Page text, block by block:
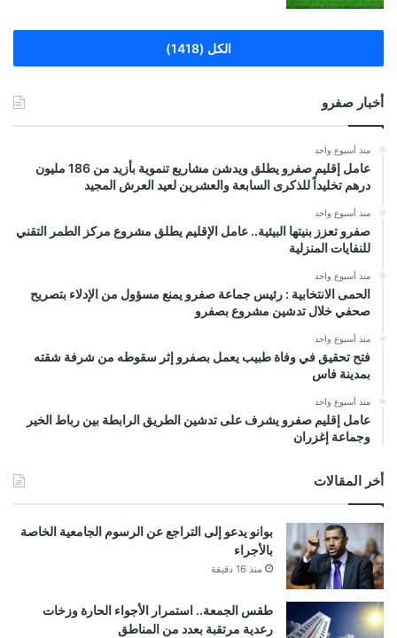
الكل (1418)
أخبار صفرو
منذ أسبوع واحد
عامل إقليم صفرو يطلق ويدشن مشاريع تنموية بأزيد من 186 مليون
درهم تخليداً للذكرى السابعة والعشرين لعيد العرش المجيد
منذ أسبوع واحد
صفرو تعزز بنيتها البيئية.. عامل الإقليم يطلق مشروع مركز الطمر التقني
للنفايات المنزلية
منذ أسبوع واحد
الحمى الانتخابية : رئيس جماعة صفرو يمنع مسؤول من الإدلاء بتصريح
صحفي خلال تدشين مشروع بصفرو
منذ أسبوع واحد
فتح تحقيق في وفاة طبيب يعمل بصفرو إثر سقوطه من شرفة شقته
بمدينة فاس
منذ أسبوع واحد
عامل إقليم صفرو يشرف على تدشين الطريق الرابطة بين رباط الخير
وجماعة إغزران
أخر المقالات
بوانو يدعو إلى التراجع عن الرسوم الجامعية الخاصة
بالأجراء
منذ 16 دقيقة
طقس الجمعة.. استمرار الأجواء الحارة وزخات
رعدية مرتقبة بعدد من المناطق